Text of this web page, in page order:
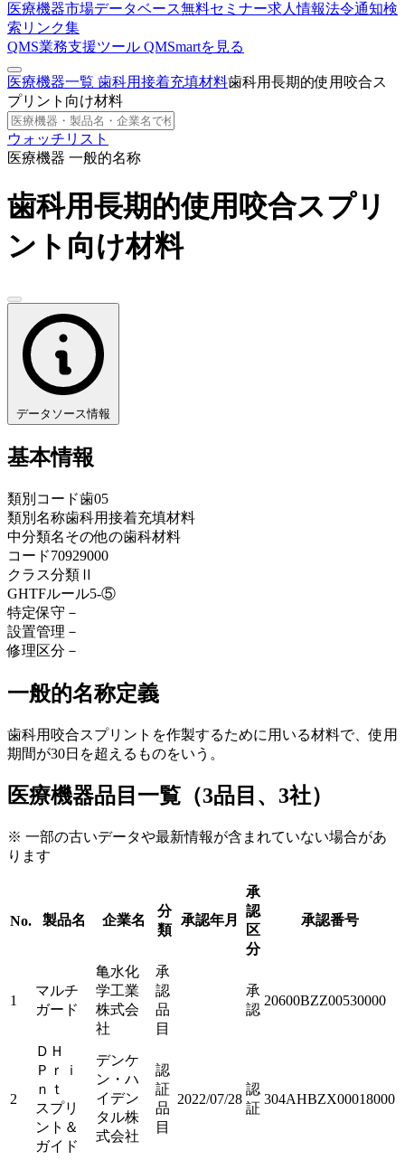
医療機器市場データベース無料セミナー求人情報法令通知検
索 リンク集
QMS業務支援ツール QMSmartを見る
医療機器一覧 歯科用接着充填材料歯科用長期的使用咬合ス
プリント向け材料
ウォッチリスト
医療機器 一般的名称
歯科用長期的使用咬合スプリ
ント向け材料
データソース情報
基本情報
類別コード歯05
類別名称歯科用接着充填材料
中分類名その他の歯科材料
コード70929000
クラス分類 Ⅱ
GHTFルール5-⑤
特定保守 －
設置管理 －
修理区分 －
一般的名称定義
歯科用咬合スプリントを作製するために用いる材料で、使用
期間が30日を超えるものをいう。
医療機器品目一覧（3品目、3社）
※ 一部の古いデータや最新情報が含まれていない場合があ
ります
No. 製品名 企業名
分
類
承認年月
承
認
区
分
承認番号
1
マルチ
ガード
亀水化
学工業
株式会
社
承
認
品
目
承
認
20600BZZ00530000
2
ＤＨ
Ｐｒｉ
ｎｔ
スプリ
ント＆
ガイド
デンケ
ン・ハ
イデン
タル株
式会社
認
証
品
目
2022/07/28
認
証
304AHBZX00018000